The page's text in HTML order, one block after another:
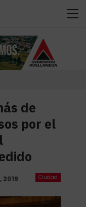
de
por el
Ciudad
2019